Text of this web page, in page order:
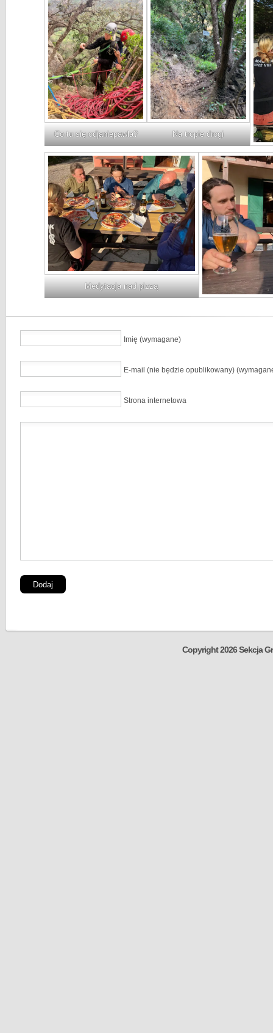
Co tu się odjaniepawla? Na tropie drogi
Medytacja nad pizzą
Imię (wymagane)
E-mail (nie będzie opublikowany)
Strona internetowa
Copyright 2026 Sekcja